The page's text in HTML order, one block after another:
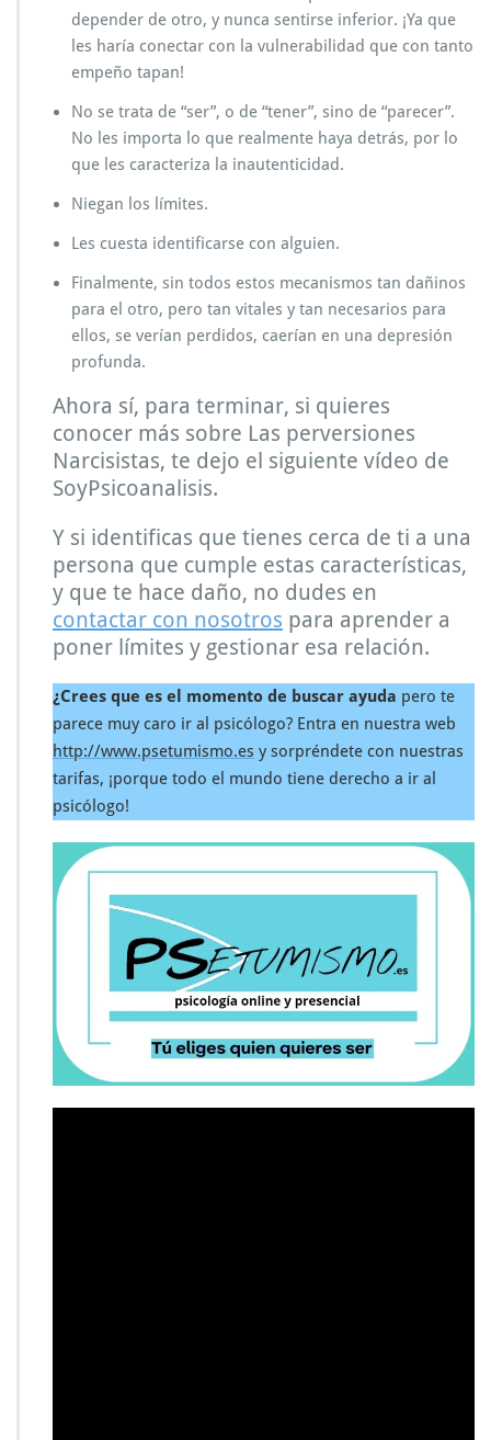
depender de otro, y nunca sentirse inferior. ¡Ya que
les haría conectar con la vulnerabilidad que con tanto
empeño tapan!
No se trata de “ser”, o de “tener”, sino de “parecer”.
No les importa lo que realmente haya detrás, por lo
que les caracteriza la inautenticidad.
Niegan los límites.
Les cuesta identificarse con alguien.
Finalmente, sin todos estos mecanismos tan dañinos
para el otro, pero tan vitales y tan necesarios para
ellos, se verían perdidos, caerían en una depresión
profunda.
Ahora sí, para terminar, si quieres
conocer más sobre Las perversiones
Narcisistas, te dejo el siguiente vídeo de
SoyPsicoanalisis.
Y si identificas que tienes cerca de ti a una
persona que cumple estas características,
y que te hace daño, no dudes en
contactar con nosotros para aprender a
poner límites y gestionar esa relación.
¿Crees que es el momento de buscar ayuda pero te
parece muy caro ir al psicólogo? Entra en nuestra web
http://www.psetumismo.es y sorpréndete con nuestras
tarifas, ¡porque todo el mundo tiene derecho a ir al
psicólogo!